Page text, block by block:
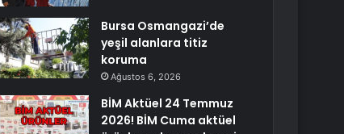
Bursa Osmangazi’de
yeşil alanlara titiz
koruma
Ağustos 6, 2026
BİM Aktüel 24 Temmuz
2026! BİM Cuma aktüel